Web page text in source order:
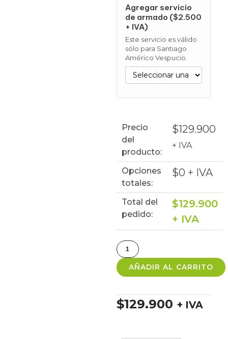
Agregar servicio
de armado ($2.500
+ IVA)
Este servicio es válido
sólo para Santiago
Américo Vespucio.
Precio
del
producto:
$129.900
+ IVA
Opciones
totales:
$0 + IVA
Total del
pedido:
$129.900
+ IVA
AÑADIR AL CARRITO
$129.900 + IVA